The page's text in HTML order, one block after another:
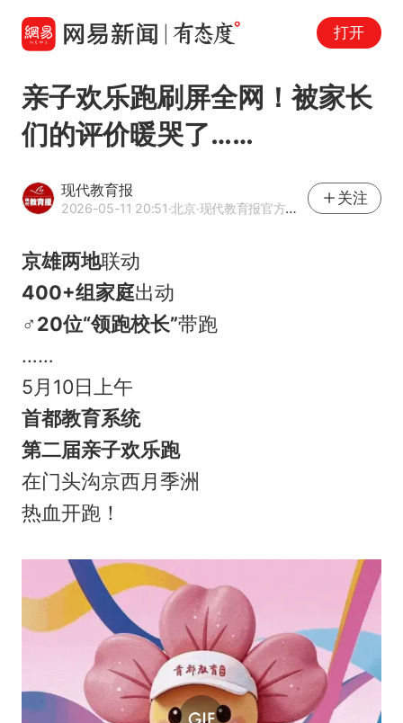
打开
亲子欢乐跑刷屏全网！被家长
们的评价暖哭了……
现代教育报
2026-05-11 20:51·北京·现代教育报官方网易号
关注
京雄两地联动
400+组家庭出动
‍♂️20位“领跑校长”带跑
……
5月10日上午
首都教育系统
第二届亲子欢乐跑
在门头沟京西月季洲
热血开跑！